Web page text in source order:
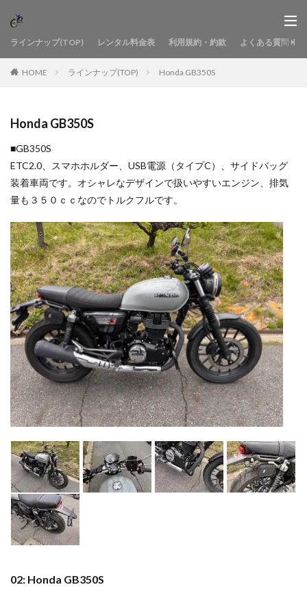
ラインナップ(TOP) レンタル料金表 利用規約・約款 よくある質問
HOME ラインナップ(TOP) Honda GB350S
Honda GB350S
■GB350S
ETC2.0、スマホホルダー、USB電源（タイプC）、サイドバッグ
装着車両です。オシャレなデザインで扱いやすいエンジン、排気
量も３５０ｃｃなのでトルクフルです。
02: Honda GB350S